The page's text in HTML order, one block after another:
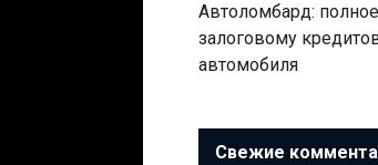
Автоломбард:
залоговому
автомобиля
Свежие